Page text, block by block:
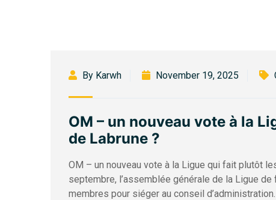
By Karwh November 19, 2025
OM – un nouveau vote à la
de Labrune ?
OM – un nouveau vote à la Ligue qui fait plutôt
septembre, l’assemblée générale de la Ligue
membres pour siéger au conseil